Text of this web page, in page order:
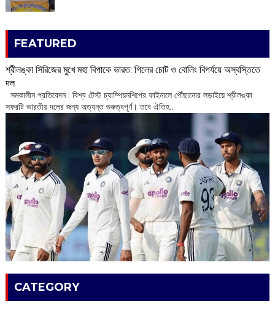
FEATURED
শ্রীলঙ্কা সিরিজের মুখে মহা বিপাকে ভারত: গিলের চোট ও বোলিং বিপর্যয়ে অস্বস্তিতে
দল
‌ সমকালীন প্রতিবেদন : বিশ্ব টেস্ট চ্যাম্পিয়নশিপের ফাইনালে পৌঁছানোর লড়াইয়ে শ্রীলঙ্কা
সফরটি ভারতীয় দলের জন্য অত্যন্ত গুরুত্বপূর্ণ। তবে ঐতিহ...
CATEGORY